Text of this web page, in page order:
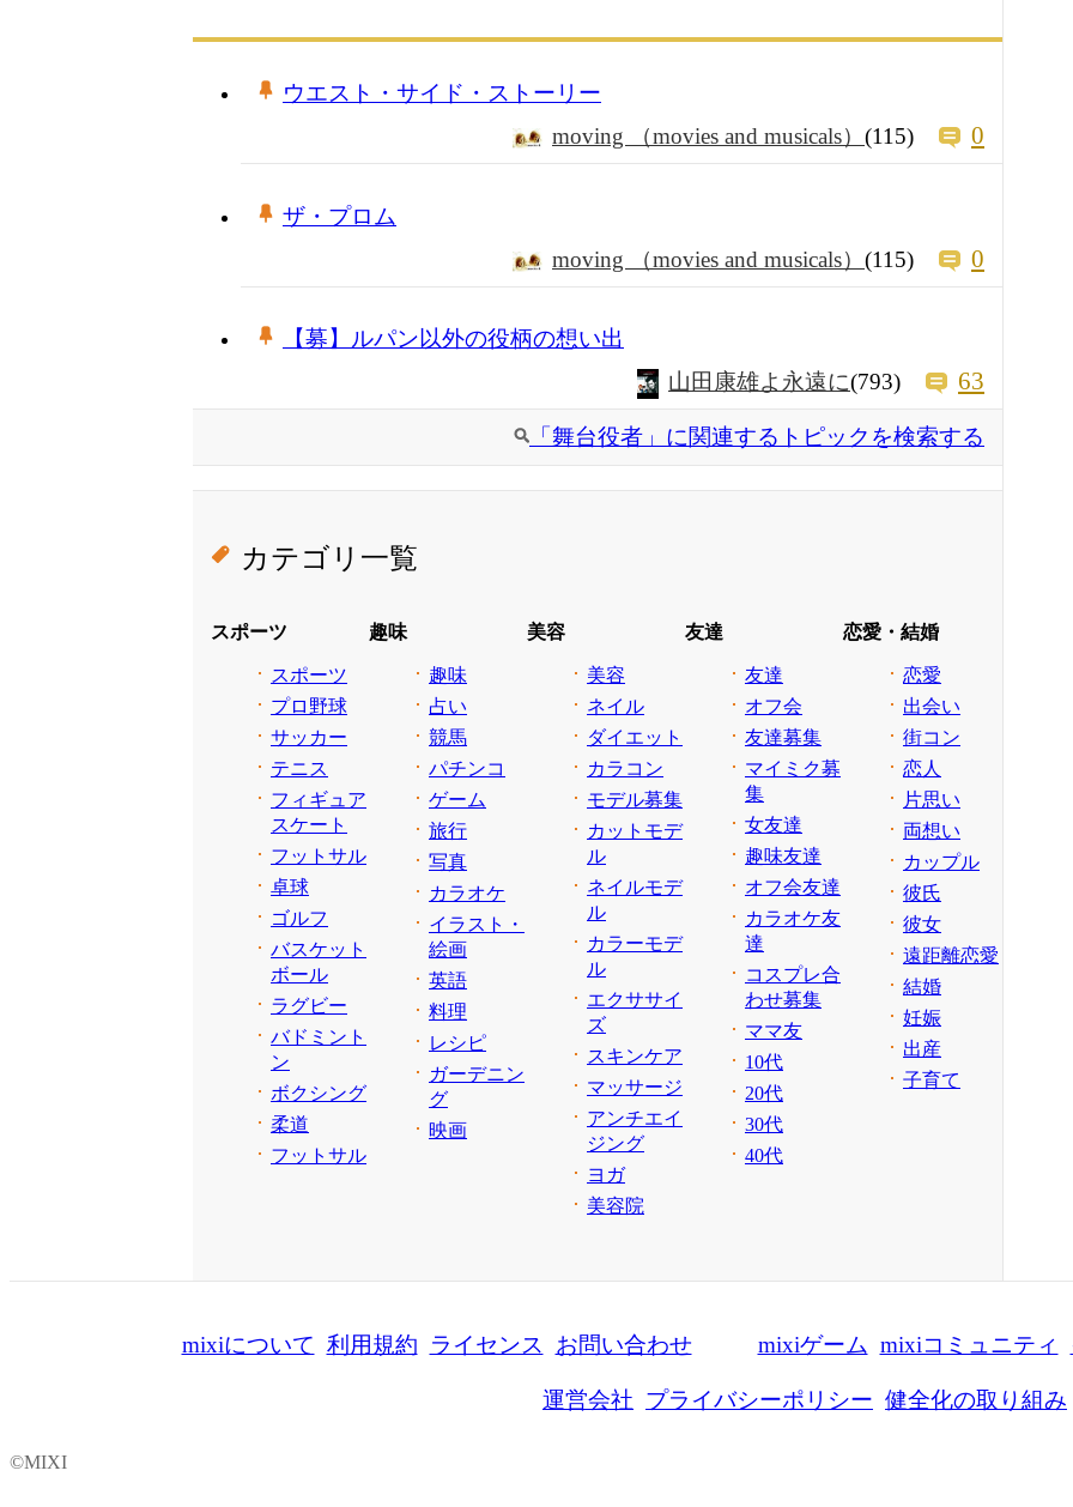
ウエスト・サイド・ストーリー
moving （movies and musicals） (115) 0
ザ・プロム
moving （movies and musicals） (115) 0
【募】ルパン以外の役柄の想い出
山田康雄よ永遠に(793) 63
「舞台役者」に関連するトピックを検索する
カテゴリ一覧
スポーツ
スポーツ
プロ野球
サッカー
テニス
フィギュア
スケート
フットサル
卓球
ゴルフ
バスケット
ボール
ラグビー
バドミント
ン
ボクシング
柔道
フットサル
趣味
趣味
占い
競馬
パチンコ
ゲーム
旅行
写真
カラオケ
イラスト・
絵画
英語
料理
レシピ
ガーデニン
グ
映画
美容
美容
ネイル
ダイエット
カラコン
モデル募集
カットモデ
ル
ネイルモデ
ル
カラーモデ
ル
エクササイ
ズ
スキンケア
マッサージ
アンチエイ
ジング
ヨガ
美容院
友達
友達
オフ会
友達募集
マイミク募
集
女友達
趣味友達
オフ会友達
カラオケ友
達
コスプレ合
わせ募集
ママ友
10代
20代
30代
40代
恋愛・結婚
恋愛
出会い
街コン
恋人
片思い
両想い
カップル
彼氏
彼女
遠距離恋愛
結婚
妊娠
出産
子育て
mixiについて 利用規約 ライセンス お問い合わせ mixiゲーム mixiコミュニティ
運営会社 プライバシーポリシー 健全化の取り組み
©MIXI